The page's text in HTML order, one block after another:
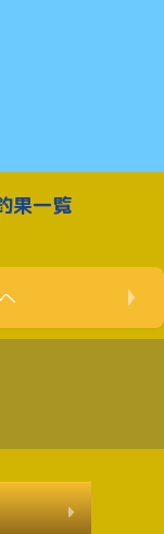
果一覧